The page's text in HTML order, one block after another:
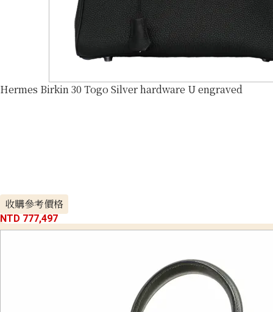
Hermes Birkin 30 Togo Silver hardware U engraved
收購參考價格
NTD 777,497